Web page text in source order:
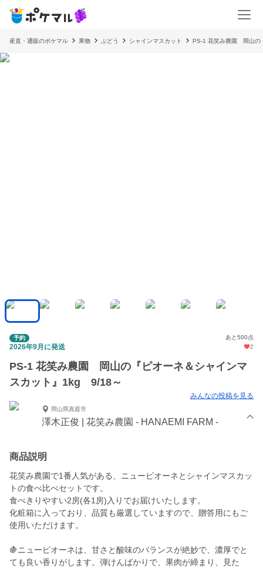
産直・通販のポケマル 果物 ぶどう シャインマスカット PS-1 花笑み農園 岡山の
予約 あと500点
2026年9月に発送 2
PS-1 花笑み農園 岡山の『ピオーネ＆シャインマ
スカット』1kg 9/18～
みんなの投稿を見る
岡山県真庭市
澤木正俊 | 花笑み農園 - HANAEMI FARM -
商品説明
花笑み農園で1番人気がある、ニューピオーネとシャインマスカッ
トの食べ比べセットです。
食べきりやすい2房(各1房)入りでお届けいたします。
化粧箱に入っており、品質も厳選していますので、贈答用にもご
使用いただけます。
🍇ニューピオーネは、甘さと酸味のバランスが絶妙で、濃厚でと
ても良い香りがします。弾けんばかりで、果肉が締まり、見た